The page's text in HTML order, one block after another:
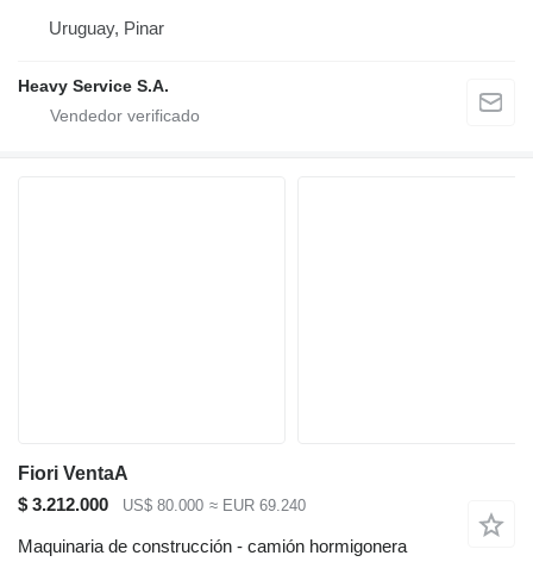
Uruguay, Pinar
Heavy Service S.A.
Fiori VentaA
$ 3.212.000
US$ 80.000 ≈ EUR 69.240
Maquinaria de construcción - camión hormigonera